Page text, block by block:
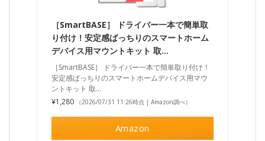
［SmartBASE］ ドライバー一本で簡単取
り付け！安定感ばっちりのスマートホーム
デバイス用マウントキット 取…
［SmartBASE］ ドライバー一本で簡単取り付け！
安定感ばっちりのスマートホームデバイス用マウ
ントキット 取…
¥1,280
（2026/07/31 11:26時点 | Amazon調べ）
Amazon